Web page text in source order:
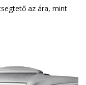
az ára, mint